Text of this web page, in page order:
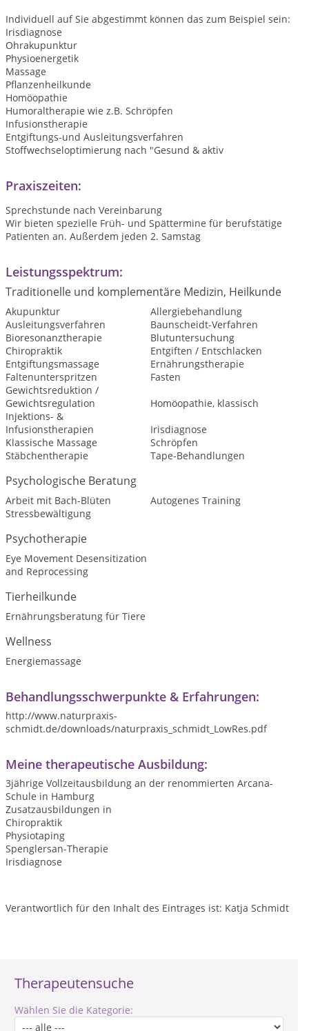
Therapeutensuche
Wählen Sie die Kategorie:
Individuell auf Sie abgestimmt können das zum Beispiel sein:
Irisdiagnose
Ohrakupunktur
Physioenergetik
Massage
Pflanzenheilkunde
Homöopathie
Humoraltherapie wie z.B. Schröpfen
Infusionstherapie
Entgiftungs-und Ausleitungsverfahren
Stoffwechseloptimierung nach "Gesund & aktiv
Praxiszeiten:
Sprechstunde nach Vereinbarung
Wir bieten spezielle Früh- und Spättermine für berufstätige
Patienten an. Außerdem jeden 2. Samstag
Leistungsspektrum:
Traditionelle und komplementäre Medizin, Heilkunde
Akupunktur
Allergiebehandlung
Ausleitungsverfahren
Baunscheidt-Verfahren
Bioresonanztherapie
Blutuntersuchung
Chiropraktik
Entgiften / Entschlacken
Entgiftungsmassage
Ernährungstherapie
Faltenunterspritzen
Fasten
Gewichtsreduktion /
Gewichtsregulation
Homöopathie, klassisch
Injektions- &
Infusionstherapien
Irisdiagnose
Klassische Massage
Schröpfen
Stäbchentherapie
Tape-Behandlungen
Psychologische Beratung
Arbeit mit Bach-Blüten
Autogenes Training
Stressbewältigung
Psychotherapie
Eye Movement Desensitization
and Reprocessing
Tierheilkunde
Ernährungsberatung für Tiere
Wellness
Energiemassage
Behandlungsschwerpunkte & Erfahrungen:
http://www.naturpraxis-
schmidt.de/downloads/naturpraxis_schmidt_LowRes.pdf
Meine therapeutische Ausbildung:
3jährige Vollzeitausbildung an der renommierten Arcana-
Schule in Hamburg
Zusatzausbildungen in
Chiropraktik
Physiotaping
Spenglersan-Therapie
Irisdiagnose
Verantwortlich für den Inhalt des Eintrages ist: Katja Schmidt